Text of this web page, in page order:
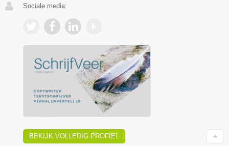
Sociale media:
BEKIJK VOLLEDIG PROFIEL